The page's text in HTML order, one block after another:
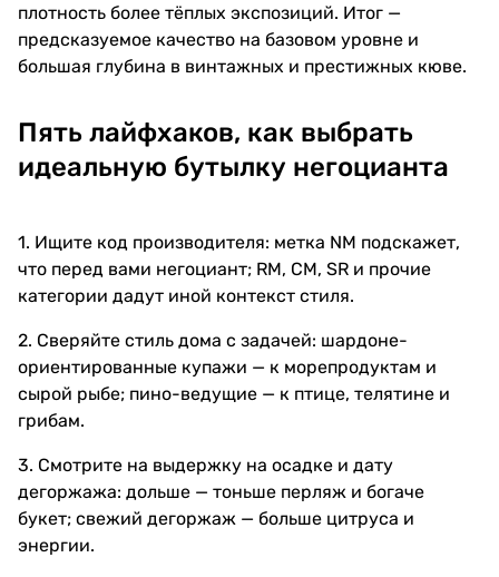
плотность более тёплых экспозиций. Итог —
предсказуемое качество на базовом уровне и
большая глубина в винтажных и престижных кюве.
Пять лайфхаков, как выбрать
идеальную бутылку негоцианта
1. Ищите код производителя: метка NM подскажет,
что перед вами негоциант; RM, CM, SR и прочие
категории дадут иной контекст стиля.
2. Сверяйте стиль дома с задачей: шардоне-
ориентированные купажи — к морепродуктам и
сырой рыбе; пино-ведущие — к птице, телятине и
грибам.
3. Смотрите на выдержку на осадке и дату
дегоржажа: дольше — тоньше перляж и богаче
букет; свежий дегоржаж — больше цитруса и
энергии.